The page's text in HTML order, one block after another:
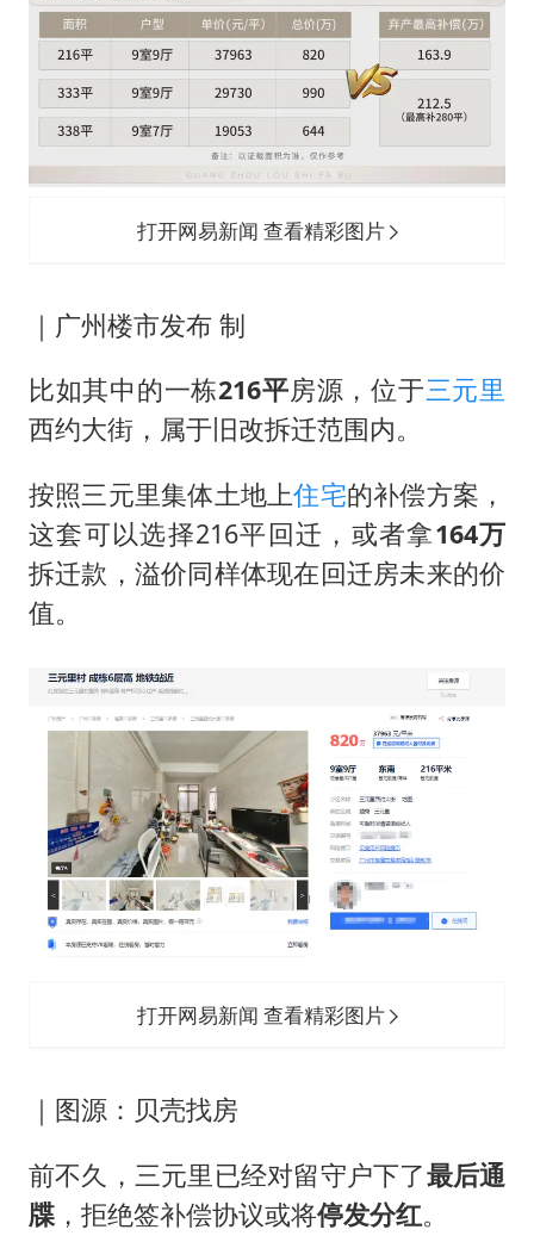
打开网易新闻 查看精彩图片
｜广州楼市发布 制
比如其中的一栋216平房源，位于三元里
西约大街，属于旧改拆迁范围内。
按照三元里集体土地上住宅的补偿方案，
这套可以选择216平回迁，或者拿164万
拆迁款，溢价同样体现在回迁房未来的价
值。
打开网易新闻 查看精彩图片
｜图源：贝壳找房
前不久，三元里已经对留守户下了最后通
牒，拒绝签补偿协议或将停发分红。